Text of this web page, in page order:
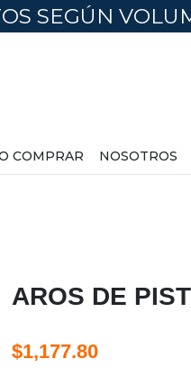
SEGÚN
COMPRAR NOSOTROS
AROS DE
$1,177.80